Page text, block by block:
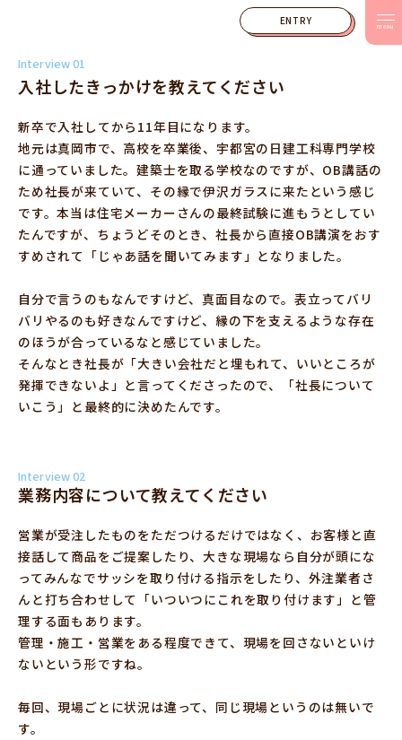
ENTRY menu
Interview 01
入社したきっかけを教えてください
新卒で入社してから11年目になります。
地元は真岡市で、高校を卒業後、宇都宮の日建工科専門学校
に通っていました。建築士を取る学校なのですが、OB講話の
ため社長が来ていて、その縁で伊沢ガラスに来たという感じ
です。本当は住宅メーカーさんの最終試験に進もうとしてい
たんですが、ちょうどそのとき、社長から直接OB講演をおす
すめされて「じゃあ話を聞いてみます」となりました。
自分で言うのもなんですけど、真面目なので。表立ってバリ
バリやるのも好きなんですけど、縁の下を支えるような存在
のほうが合っているなと感じていました。
そんなとき社長が「大きい会社だと埋もれて、いいところが
発揮できないよ」と言ってくださったので、「社長について
いこう」と最終的に決めたんです。
Interview 02
業務内容について教えてください
営業が受注したものをただつけるだけではなく、お客様と直
接話して商品をご提案したり、大きな現場なら自分が頭にな
ってみんなでサッシを取り付ける指示をしたり、外注業者さ
んと打ち合わせして「いついつにこれを取り付けます」と管
理する面もあります。
管理・施工・営業をある程度できて、現場を回さないといけ
ないという形ですね。
毎回、現場ごとに状況は違って、同じ現場というのは無いで
す。